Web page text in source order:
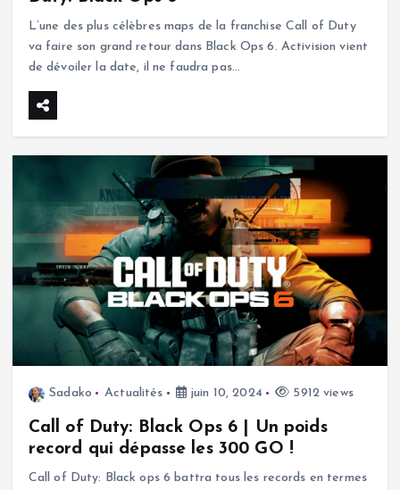
L’une des plus célèbres maps de la franchise Call of Duty
va faire son grand retour dans Black Ops 6. Activision vient
de dévoiler la date, il ne faudra pas…
Sadako Actualités juin 10, 2024 5912 views
Call of Duty: Black Ops 6 | Un poids
record qui dépasse les 300 GO !
Call of Duty: Black ops 6 battra tous les records en termes